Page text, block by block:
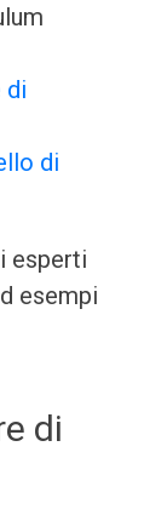
di
di
esperti
esempi
di